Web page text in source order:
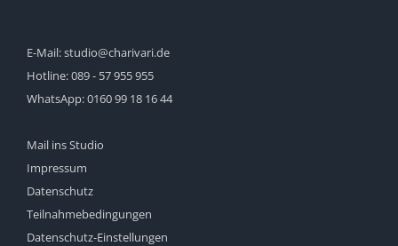
E-Mail:studio@charivari.de
Hotline:089 - 57 955 955
WhatsApp:0160 99 18 16 44
Mail ins Studio
Impressum
Datenschutz
Teilnahmebedingungen
Datenschutz-Einstellungen